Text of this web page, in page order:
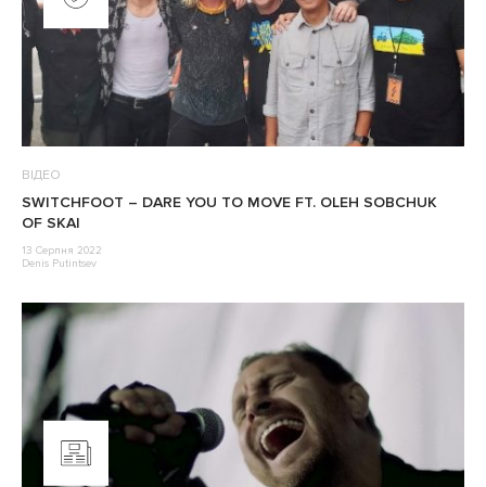
ВІДЕО
SWITCHFOOT – DARE YOU TO MOVE FT. OLEH SOBCHUK
OF SKAI
13 Серпня 2022
Denis Putintsev